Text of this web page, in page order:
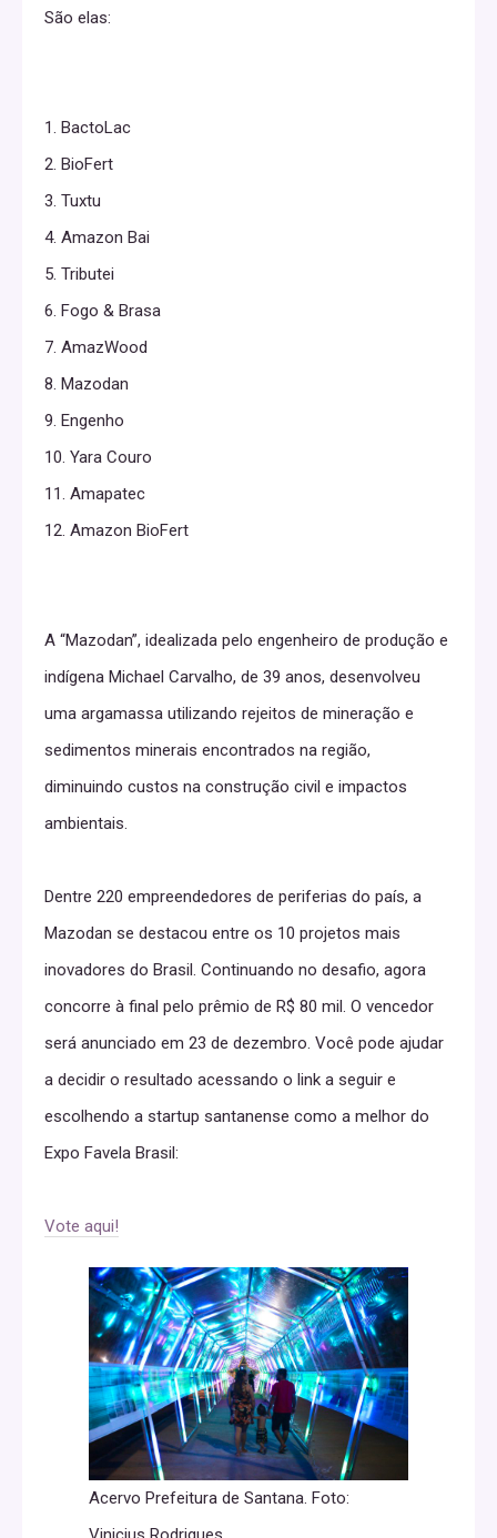
São elas:
1. BactoLac
2. BioFert
3. Tuxtu
4. Amazon Bai
5. Tributei
6. Fogo & Brasa
7. AmazWood
8. Mazodan
9. Engenho
10. Yara Couro
11. Amapatec
12. Amazon BioFert
A “Mazodan”, idealizada pelo engenheiro de produção e
indígena Michael Carvalho, de 39 anos, desenvolveu
uma argamassa utilizando rejeitos de mineração e
sedimentos minerais encontrados na região,
diminuindo custos na construção civil e impactos
ambientais.
Dentre 220 empreendedores de periferias do país, a
Mazodan se destacou entre os 10 projetos mais
inovadores do Brasil. Continuando no desafio, agora
concorre à final pelo prêmio de R$ 80 mil. O vencedor
será anunciado em 23 de dezembro. Você pode ajudar
a decidir o resultado acessando o link a seguir e
escolhendo a startup santanense como a melhor do
Expo Favela Brasil:
Vote aqui!
Acervo Prefeitura de Santana. Foto: